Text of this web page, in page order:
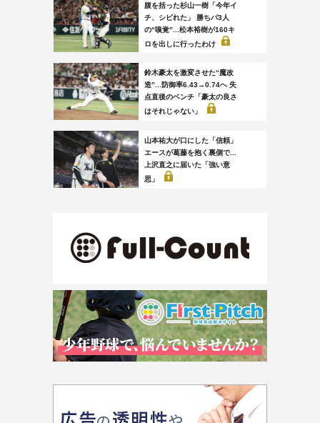
腹を括った杉山一樹「今年イ
チ、シビれた」 勝ちパ3人
の“嗅覚”...松本裕樹が160キ
ロを出しに行ったわけ
鈴木豪太を激変させた“魔改
造”...防御率6.43→0.74へ 失
点直後のベンチ「豪太の良さ
はそれじゃない」
山本祐大が口にした「信頼」
エースが葛藤を抱く裏側で...
上沢直之に届いた「強い意
思」